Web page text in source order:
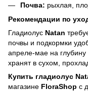
Почва: рыхлая,
Рекомендации по
Гладиолус Natan
почвы и подкормки
апреле-мае на
хранят в сухом,
Купить гладиолус
магазине FloraShop с